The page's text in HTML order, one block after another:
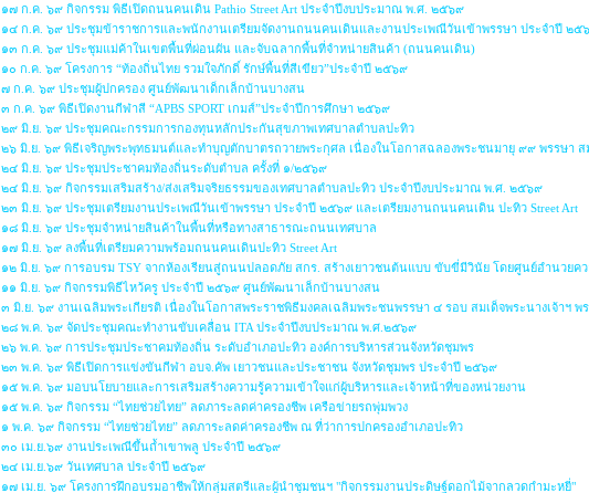
๑๗ ก.ค. ๖๙ กิจกรรม พิธีเปิดถนนคนเดิน Pathio Street Art ประจำปีงบประมาณ พ.ศ. ๒๕๖๙
๑๔ ก.ค. ๖๙ ประชุมข้าราชการและพนักงานเตรียมจัดงานถนนคนเดินและงานประเพณีวันเข้าพรรษา ประจำปี ๒๕
๑๓ ก.ค. ๖๙ ประชุมแม่ค้าในเขตพื้นที่ผ่อนผัน และจับฉลากพื้นที่จำหน่ายสินค้า (ถนนคนเดิน)
๑๐ ก.ค. ๖๙ โครงการ “ท้องถิ่นไทย รวมใจภักดิ์ รักษ์พื้นที่สีเขียว”ประจำปี ๒๕๖๙
๗ ก.ค. ๖๙ ประชุมผู้ปกครอง ศูนย์พัฒนาเด็กเล็กบ้านบางสน
๓ ก.ค. ๖๙ พิธีเปิดงานกีฬาสี “APBS SPORT เกมส์”ประจำปีการศึกษา ๒๕๖๙
๒๙ มิ.ย. ๖๙ ประชุมคณะกรรมการกองทุนหลักประกันสุขภาพเทศบาลตำบลปะทิว
๒๖ มิ.ย. ๖๙ พิธีเจริญพระพุทธมนต์และทำบุญตักบาตรถวายพระกุศล เนื่องในโอกาสฉลองพระชนมายุ ๙๙ พรรษา
๒๔ มิ.ย. ๖๙ ประชุมประชาคมท้องถิ่นระดับตำบล ครั้งที่ ๑/๒๕๖๙
๒๔ มิ.ย. ๖๙ กิจกรรมเสริมสร้าง/ส่งเสริมจริยธรรมของเทศบาลตำบลปะทิว ประจำปีงบประมาณ พ.ศ. ๒๕๖๙
๒๓ มิ.ย. ๖๙ ประชุมเตรียมงานประเพณีวันเข้าพรรษา ประจำปี ๒๕๖๙ และเตรียมงานถนนคนเดิน ปะทิว Street Art
๑๘ มิ.ย. ๖๙ ประชุมจำหน่ายสินค้าในพื้นที่หรือทางสาธารณะถนนเทศบาล
๑๗ มิ.ย. ๖๙ ลงพื้นที่เตรียมความพร้อมถนนคนเดินปะทิว Street Art
๑๒ มิ.ย. ๖๙ การอบรม TSY จากห้องเรียนสู่ถนนปลอดภัย สกร. สร้างเยาวชนต้นแบบ ขับขี่มีวินัย โดยศูนย์อำนวยค
๑๑ มิ.ย. ๖๙ กิจกรรมพิธีไหว้ครู ประจำปี ๒๕๖๙ ศูนย์พัฒนาเล็กบ้านบางสน
๓ มิ.ย. ๖๙ งานเฉลิมพระเกียรติ เนื่องในโอกาสพระราชพิธีมงคลเฉลิมพระชนพรรษา ๔ รอบ สมเด็จพระนางเจ้าฯ พ
๒๘ พ.ค. ๖๙ จัดประชุมคณะทำงานขับเคลื่อน ITA ประจำปีงบประมาณ พ.ศ.๒๕๖๙
๒๖ พ.ค. ๖๙ การประชุมประชาคมท้องถิ่น ระดับอำเภอปะทิว องค์การบริหารส่วนจังหวัดชุมพร
๒๓ พ.ค. ๖๙ พิธีเปิดการแข่งขันกีฬา อบจ.คัพ เยาวชนและประชาชน จังหวัดชุมพร ประจำปี ๒๕๖๙
๑๕ พ.ค. ๖๙ มอบนโยบายและการเสริมสร้างความรู้ความเข้าใจแก่ผู้บริหารและเจ้าหน้าที่ของหน่วยงาน
๑๕ พ.ค. ๖๙ กิจกรรม “ไทยช่วยไทย” ลดภาระลดค่าครองชีพ เครือข่ายรถพุ่มพวง
๑ พ.ค. ๖๙ กิจกรรม “ไทยช่วยไทย” ลดภาระลดค่าครองชีพ ณ ที่ว่าการปกครองอำเภอปะทิว
๓๐ เม.ย.๖๙ งานประเพณีขึ้นถ้ำเขาพลู ประจำปี ๒๕๖๙
๒๔ เม.ย.๖๙ วันเทศบาล ประจำปี ๒๕๖๙
๑๗ เม.ย. ๖๙ โครงการฝึกอบรมอาชีพให้กลุ่มสตรีและผู้นำชุมชนฯ "กิจกรรมงานประดิษฐ์ดอกไม้จากลวดกำมะหยี่"